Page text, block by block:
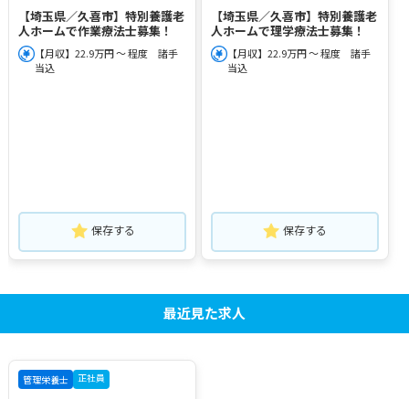
【埼玉県／久喜市】特別養護老
人ホームで作業療法士募集！
【月収】22.9万円 ～ 程度 諸手
当込
保存する
【埼玉県／久喜市】特別養護老
人ホームで理学療法士募集！
【月収】22.9万円 ～ 程度 諸手
当込
保存する
最近見た求人
管理栄養士 正社員